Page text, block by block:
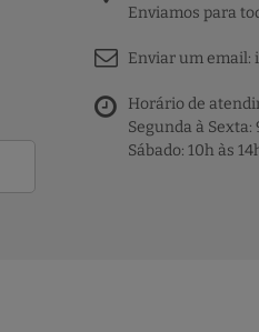
Enviamos para
Enviar um email:
Horário de
Segunda à Sexta:
Sábado: 10h às